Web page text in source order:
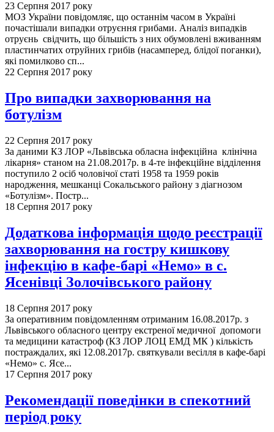
23 Серпня 2017 року
МОЗ України повідомляє, що останнім часом в Україні
почастішали випадки отруєння грибами. Аналіз випадків
отруєнь свідчить, що більшість з них обумовлені вживанням
пластинчатих отруйних грибів (насамперед, блідої поганки),
які помилково сп...
22 Серпня 2017 року
Про випадки захворювання на
ботулізм
22 Серпня 2017 року
За даними КЗ ЛОР «Львівська обласна інфекційна клінічна
лікарня» станом на 21.08.2017р. в 4-те інфекційне відділення
поступило 2 осіб чоловічої статі 1958 та 1959 років
народження, мешканці Сокальського району з діагнозом
«Ботулізм». Постр...
18 Серпня 2017 року
Додаткова інформація щодо реєстрації
захворювання на гостру кишкову
інфекцію в кафе-барі «Немо» в с.
Ясенівці Золочівського району
18 Серпня 2017 року
За оперативним повідомленням отриманим 16.08.2017р. з
Львівського обласного центру екстреної медичної допомоги
та медицини катастроф (КЗ ЛОР ЛОЦ ЕМД МК ) кількість
постраждалих, які 12.08.2017р. святкували весілля в кафе-барі
«Немо» с. Ясе...
17 Серпня 2017 року
Рекомендації поведінки в спекотний
період року